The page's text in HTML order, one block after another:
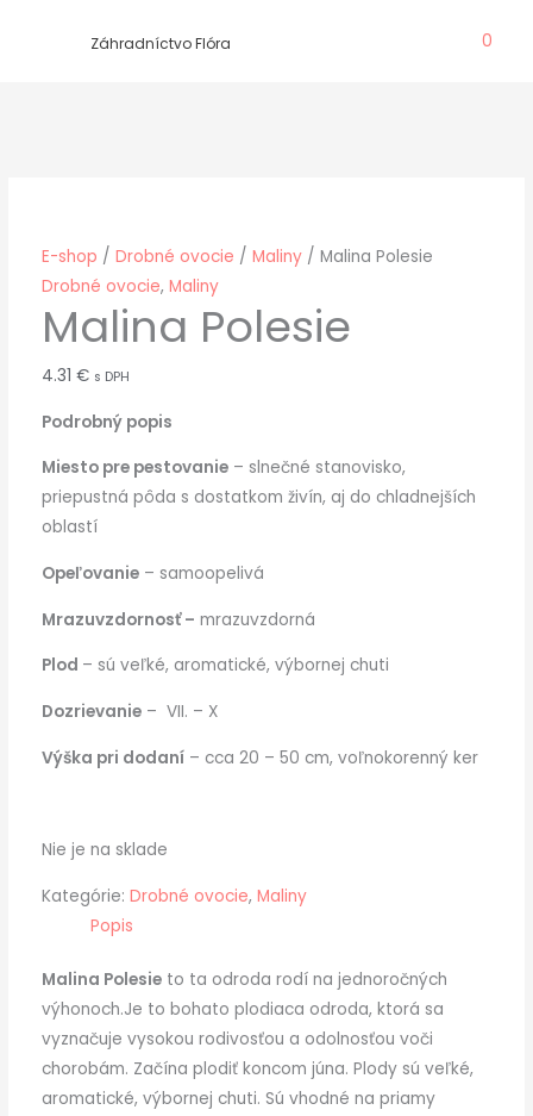
Záhradníctvo Flóra 0
E-shop / Drobné ovocie / Maliny/ Malina Polesie
Drobné ovocie, Maliny
Malina Polesie
4.31 € s DPH
Podrobný popis
Miesto pre pestovanie– slnečné stanovisko,
priepustná pôda s dostatkom živín, aj do chladnejších
oblastí
Opeľovanie– samoopelivá
Mrazuvzdornosť – mrazuvzdorná
Plod – sú veľké, aromatické, výbornej chuti
Dozrievanie– VII. – X
Výška pri dodaní– cca 20 – 50 cm, voľnokorenný ker
Nie je na sklade
Kategórie: Drobné ovocie, Maliny
Popis
Malina Polesieto ta odroda rodí na jednoročných
výhonoch.Je to bohato plodiaca odroda, ktorá sa
vyznačuje vysokou rodivosťou a odolnosťou voči
chorobám. Začína plodiť koncom júna. Plody sú veľké,
aromatické, výbornej chuti. Sú vhodné na priamy